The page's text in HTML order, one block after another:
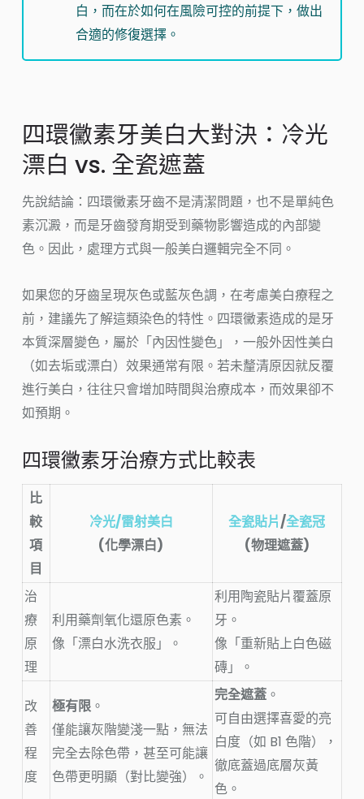
白，而在於如何在風險可控的前提下，做出
合適的修復選擇。
四環黴素牙美白大對決：冷光
漂白 vs. 全瓷遮蓋
先說結論：四環黴素牙齒不是清潔問題，也不是單純色
素沉澱，而是牙齒發育期受到藥物影響造成的內部變
色。因此，處理方式與一般美白邏輯完全不同。
如果您的牙齒呈現灰色或藍灰色調，在考慮美白療程之
前，建議先了解這類染色的特性。四環黴素造成的是牙
本質深層變色，屬於「內因性變色」，一般外因性美白
（如去垢或漂白）效果通常有限。若未釐清原因就反覆
進行美白，往往只會增加時間與治療成本，而效果卻不
如預期。
四環黴素牙治療方式比較表
比
較
項
目
冷光/雷射美白
(化學漂白)
全瓷貼片/全瓷冠
(物理遮蓋)
治
療
原
理
利用藥劑氧化還原色素。
像「漂白水洗衣服」。
利用陶瓷貼片覆蓋原
牙。
像「重新貼上白色磁
磚」。
改
善
程
度
極有限。
僅能讓灰階變淺一點，無法
完全去除色帶，甚至可能讓
色帶更明顯（對比變強）。
完全遮蓋。
可自由選擇喜愛的亮
白度（如 B1 色階），
徹底蓋過底層灰黃
色。